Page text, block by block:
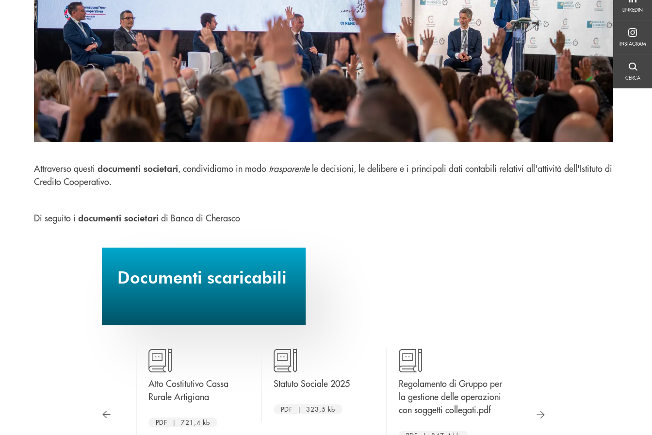
LINKEDIN
LINKEDIN
INSTAGRAM
INSTAGRAM
CERCA
CERCA
Attraverso questi documenti societari, condividiamo in modo trasparentele decisioni, le delibere e i principali dati contabili relativi all'attività dell'Istituto di
Credito Cooperativo.
Di seguito i documenti societari di Banca di Cherasco
Documenti scaricabili
apre una nuova finestra
Atto Costitutivo Cassa
Rurale Artigiana
PDF | 721,4 kb
Statuto Sociale 2025apre una nuova finestra
PDF | 323,5 kb
Regolamento di Gruppo per
la gestione delle operazioni
con soggetti collegati.pdfapre una nuova finestra
PDF | 897,7 kb